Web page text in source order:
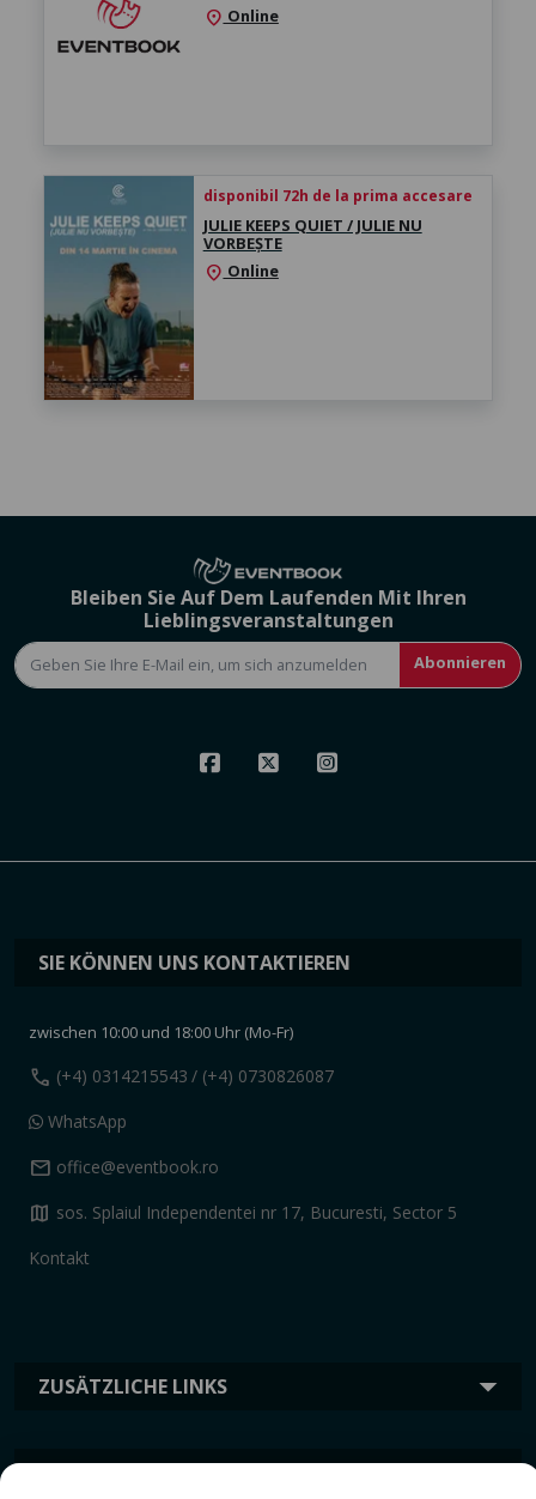
location_on Online
disponibil 72h de la prima accesare
JULIE KEEPS QUIET / JULIE NU
VORBEȘTE
location_on Online
Bleiben Sie Auf Dem Laufenden Mit Ihren
Lieblingsveranstaltungen
Abonnieren
ZUSÄTZLICHE LINKS
INFORMATION
SIE KÖNNEN UNS KONTAKTIEREN
zwischen 10:00 und 18:00 Uhr (Mo-Fr)
call (+4) 0314215543 / (+4) 0730826087
WhatsApp
mail office@eventbook.ro
map sos. Splaiul Independentei nr 17, Bucuresti, Sector 5
Kontakt